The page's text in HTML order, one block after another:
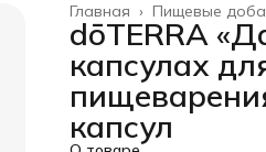
Пищевые
Главная ›
dōTERRA
капсулах
капсул